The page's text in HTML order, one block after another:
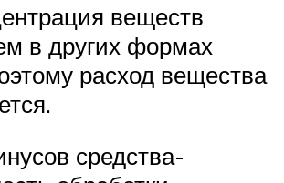
веществ
в других формах
расход вещества
средства-